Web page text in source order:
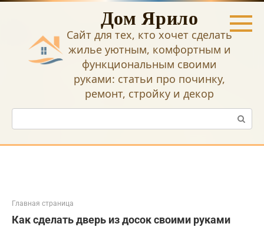
Перейти
Дом Ярило
Сайт для тех, кто хочет сделать
жилье уютным, комфортным и
функциональным своими
руками: статьи про починку,
ремонт, стройку и декор
Поиск:
Главная страница
Как сделать дверь из досок своими руками